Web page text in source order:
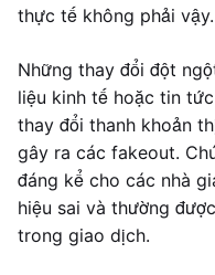
thực tế không phải vậy.
Những thay đổi đột
liệu kinh tế hoặc tin
thay đổi thanh khoản
gây ra các fakeout.
đáng kể cho các nhà
hiệu sai và thường
trong giao dịch.